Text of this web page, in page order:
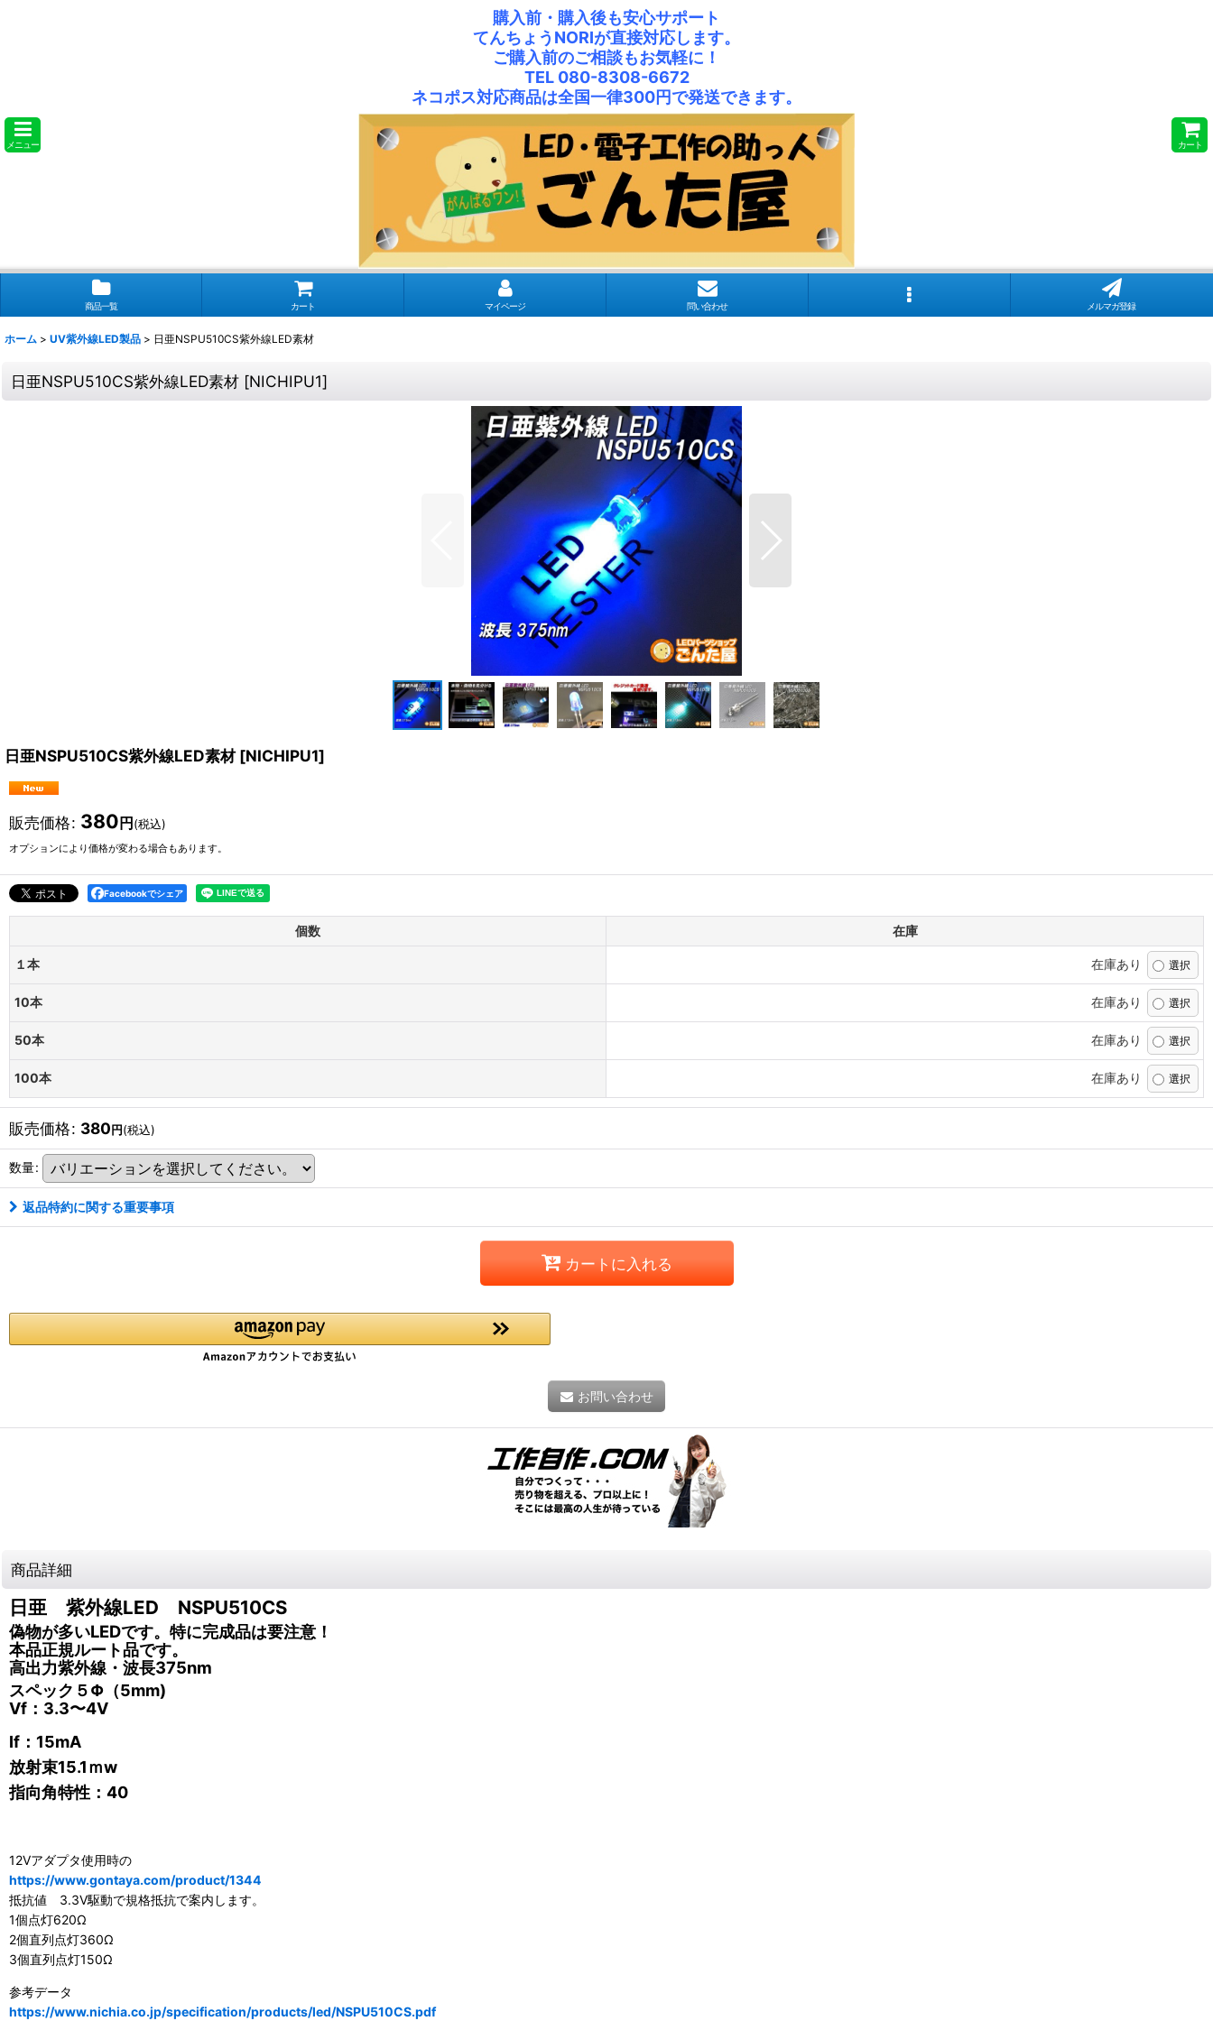
購入前・購入後も安心サポート
てんちょうNORIが直接対応します。
ご購入前のご相談もお気軽に！
TEL 080-8308-6672
ネコポス対応商品は全国一律300円で発送できます。
メニュー カート
商品一覧 カート マイページ 問い合わせ メルマガ登録
ホーム > UV紫外線LED製品 > 日亜NSPU510CS紫外線LED素材
日亜NSPU510CS紫外線LED素材 [NICHIPU1]
日亜NSPU510CS紫外線LED素材 [NICHIPU1]
販売価格: 380 円 (税込)
オプションにより価格が変わる場合もあります。
Facebookでシェア
個数 在庫
１本 在庫あり
10本 在庫あり
50本 在庫あり
100本 在庫あり
販売価格: 380円(税込)
数量:
返品特約に関する重要事項
カートに入れる
お問い合わせ
商品詳細
日亜 紫外線LED NSPU510CS
偽物が多いLEDです。特に完成品は要注意！
本品正規ルート品です。
高出力紫外線・波長375nm
スペック ５Φ（5mm)
Vf：3.3〜4V
If：15mA
放射束15.1ｍw
指向角特性：40
12Vアダプタ使用時の
https://www.gontaya.com/product/1344
抵抗値 3.3V駆動で規格抵抗で案内します。
1個点灯620Ω
2個直列点灯360Ω
3個直列点灯150Ω
参考データ
https://www.nichia.co.jp/specification/products/led/NSPU510CS.pdf